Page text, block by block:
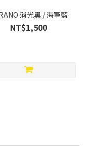
消光黑 / 海軍藍
NT$1,500